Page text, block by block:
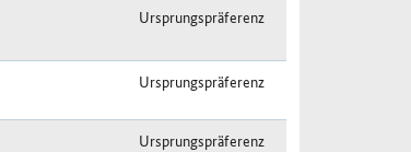
Ursprungspräferenz
Ursprungspräferenz
Ursprungspräferenz